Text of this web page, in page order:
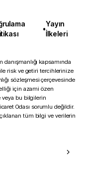
•
Yayın
İlkeleri
kapsamında
risk ve getiri tercihlerinize
sözleşmesi çerçevesinde
için azami özen
veya bu bilgilerin
Odası sorumlu değildir.
tüm bilgi ve verilerin